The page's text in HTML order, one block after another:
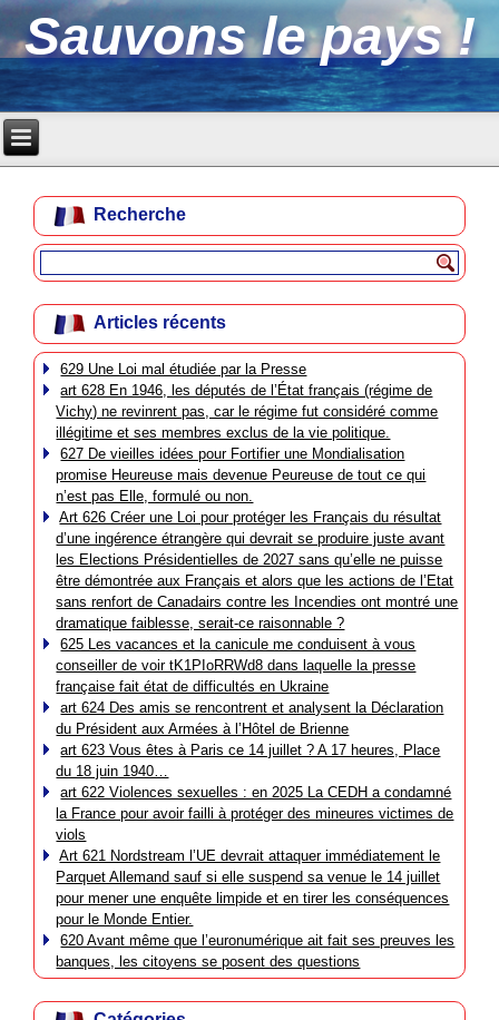
Sauvons le pays !
Recherche
Articles récents
629 Une Loi mal étudiée par la Presse
art 628 En 1946, les députés de l’État français (régime de
Vichy) ne revinrent pas, car le régime fut considéré comme
illégitime et ses membres exclus de la vie politique.
627 De vieilles idées pour Fortifier une Mondialisation
promise Heureuse mais devenue Peureuse de tout ce qui
n’est pas Elle, formulé ou non.
Art 626 Créer une Loi pour protéger les Français du résultat
d’une ingérence étrangère qui devrait se produire juste avant
les Elections Présidentielles de 2027 sans qu’elle ne puisse
être démontrée aux Français et alors que les actions de l’Etat
sans renfort de Canadairs contre les Incendies ont montré une
dramatique faiblesse, serait-ce raisonnable ?
625 Les vacances et la canicule me conduisent à vous
conseiller de voir tK1PIoRRWd8 dans laquelle la presse
française fait état de difficultés en Ukraine
art 624 Des amis se rencontrent et analysent la Déclaration
du Président aux Armées à l’Hôtel de Brienne
art 623 Vous êtes à Paris ce 14 juillet ? A 17 heures, Place
du 18 juin 1940…
art 622 Violences sexuelles : en 2025 La CEDH a condamné
la France pour avoir failli à protéger des mineures victimes de
viols
Art 621 Nordstream l’UE devrait attaquer immédiatement le
Parquet Allemand sauf si elle suspend sa venue le 14 juillet
pour mener une enquête limpide et en tirer les conséquences
pour le Monde Entier.
620 Avant même que l’euronumérique ait fait ses preuves les
banques, les citoyens se posent des questions